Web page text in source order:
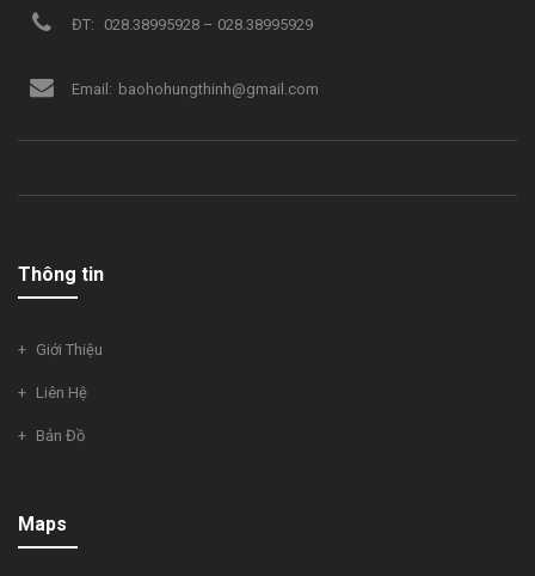
ĐT: 028.38995928 – 028.38995929
Email: baohohungthinh@gmail.com
Thông tin
Giới Thiệu
Liên Hệ
Bản Đồ
Maps